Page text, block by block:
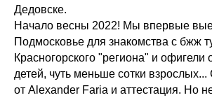
Дедовске.
Начало весны 2022! Мы впервые
Подмосковье для знакомства с бжж
Красногорского "региона" и офигели
детей, чуть меньше сотки
от Alexander Faria и аттестация. Но